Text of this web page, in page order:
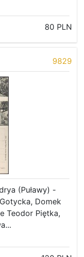
80 PLN
9829
(Puławy) -
Domek
Teodor Piętka,